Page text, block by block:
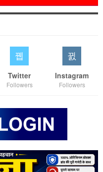
Twitter
Followers
Instagram
Followers